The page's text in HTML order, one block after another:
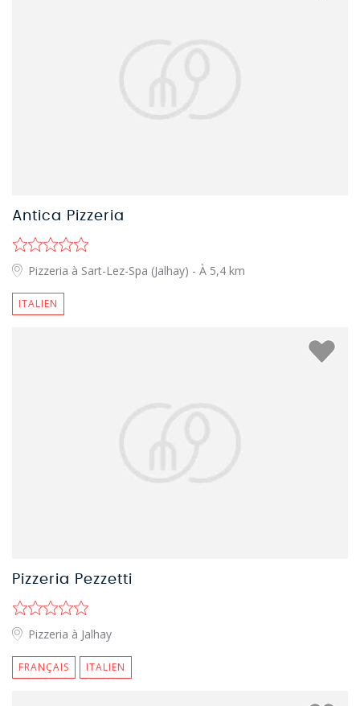
Antica Pizzeria
Pizzeria à Sart-Lez-Spa (Jalhay) - À 5,4 km
ITALIEN
Pizzeria Pezzetti
Pizzeria à Jalhay
FRANÇAIS ITALIEN